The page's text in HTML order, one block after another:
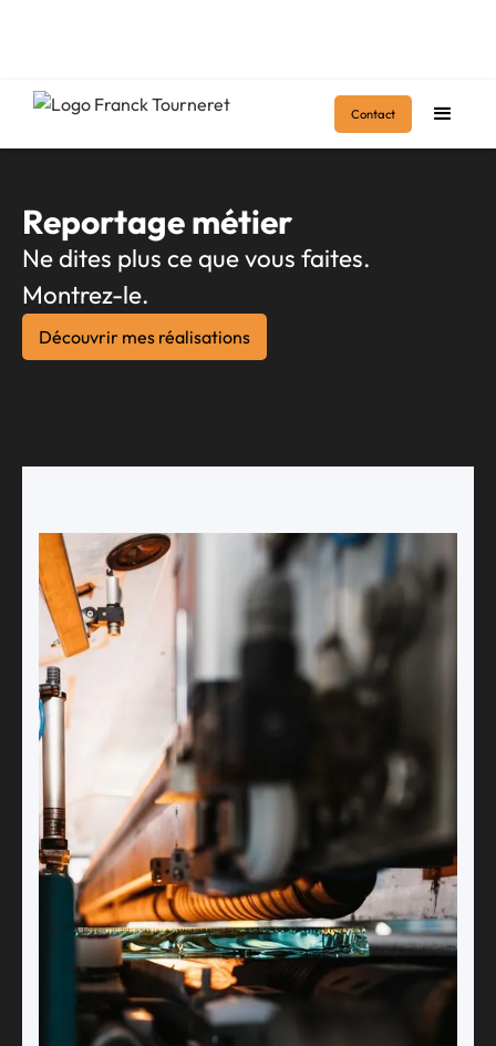
Contact
Accueil Prestations Pour les professionnels>
Pack reportage métier
Reportage métier
Ne dites plus ce que vous faites.
Montrez-le.
Découvrir mes réalisations